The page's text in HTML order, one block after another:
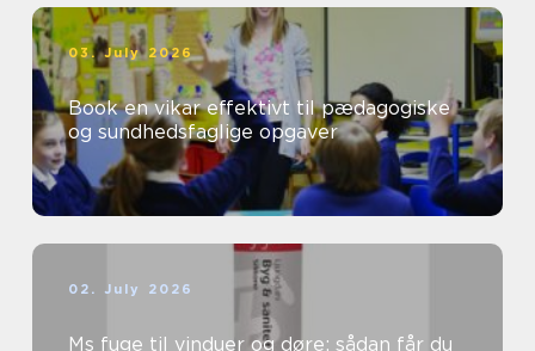
03. July 2026
Book en vikar effektivt til pædagogiske
og sundhedsfaglige opgaver
02. July 2026
Ms fuge til vinduer og døre: sådan får du